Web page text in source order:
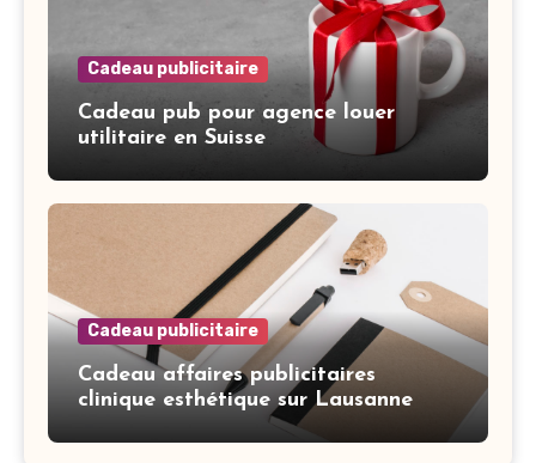
Cadeau publicitaire
Cadeau pub pour agence louer
utilitaire en Suisse
Cadeau publicitaire
Cadeau affaires publicitaires
clinique esthétique sur Lausanne